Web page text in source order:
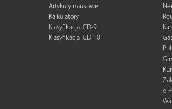
Artykuły naukowe
Kalkulatory
Klasyfikacja ICD-9
Klasyfikacja ICD-10
e-